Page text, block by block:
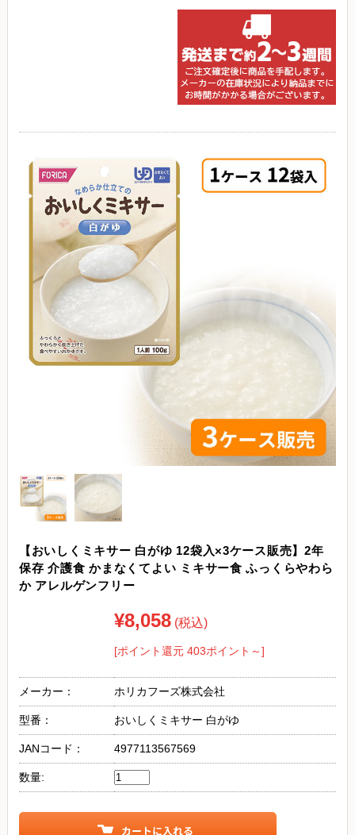
【おいしくミキサー 白がゆ 12袋入×3ケース販売】2年
保存 介護食 かまなくてよい ミキサー食 ふっくらやわら
か アレルゲンフリー
¥8,058 (税込)
[ポイント還元 403ポイント～]
メーカー： ホリカフーズ株式会社
型番： おいしくミキサー 白がゆ
JANコード： 4977113567569
数量: